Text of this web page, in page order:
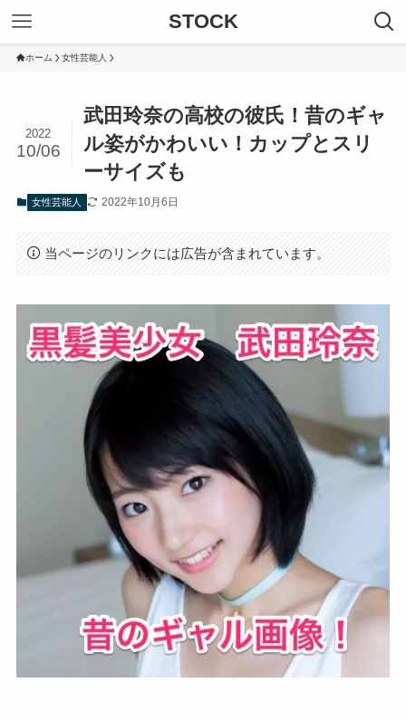
STOCK
ホーム 女性芸能人
武田玲奈の高校の彼氏！昔のギャ
ル姿がかわいい！カップとスリ
ーサイズも
2022
10/06
女性芸能人 2022年10月6日
当ページのリンクには広告が含まれています。